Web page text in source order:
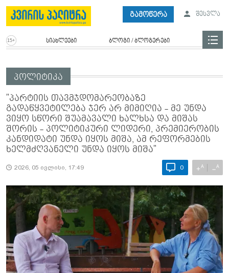
გამოწერა შესვლა
სიახლეები ბლოგი / ბლოგერები
პოლიტიკა
"პარტიის თავმჯდომარეობაზე
გადაწყვეტილება ჯერ არ მიმიღია - მე უნდა
ვიყო სწორი შუამავალი ხალხსა და მიშას
შორის - პოლიტიკური ლიდერი, პრემიერობის
კანდიდატი უნდა იყოს მიშა, ამ რეფორმების
ხელმძღვანელი უნდა იყოს მიშა"
2026, 05 ივლისი, 17:49 0 +A −A